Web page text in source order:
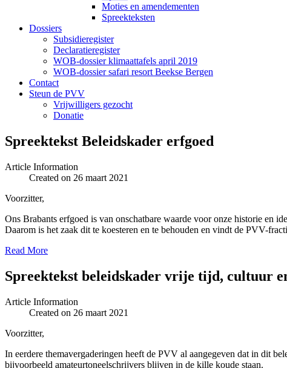
Moties en amendementen
Spreekteksten
Dossiers
Subsidieregister
Declaratieregister
WOB-dossier klimaattafels april 2019
WOB-dossier safari resort Beekse Bergen
Contact
Steun de PVV
Vrijwilligers gezocht
Donatie
Spreektekst Beleidskader erfgoed
Article Information
Created on 26 maart 2021
Voorzitter,
Ons Brabants erfgoed is van onschatbare waarde voor onze historie en
Daarom is het zaak dit te koesteren en te behouden en vindt de PVV-
Read More
Spreektekst beleidskader vrije tijd, cultuur
Article Information
Created on 26 maart 2021
Voorzitter,
In eerdere themavergaderingen heeft de PVV al aangegeven dat in dit
bijvoorbeeld amateurtoneelschrijvers blijven in de kille koude staan.